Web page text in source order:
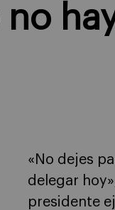
«No dejes
delegar
presidente